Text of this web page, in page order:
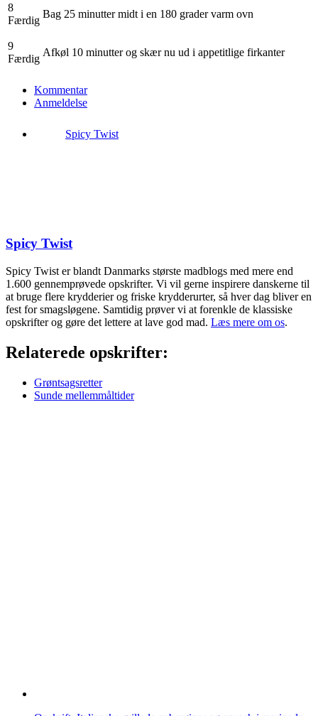
8
Færdig
Bag 25 minutter midt i en 180 grader varm ovn
9
Færdig
Afkøl 10 minutter og skær nu ud i appetitlige firkanter
Kommentar
Anmeldelse
Spicy Twist
Spicy Twist
Spicy Twist er blandt Danmarks største madblogs med mere end
1.600 gennemprøvede opskrifter. Vi vil gerne inspirere danskerne til
at bruge flere krydderier og friske krydderurter, så hver dag bliver en
fest for smagsløgene. Samtidig prøver vi at forenkle de klassiske
opskrifter og gøre det lettere at lave god mad. Læs mere om os.
Relaterede opskrifter:
Grøntsagsretter
Sunde mellemmåltider